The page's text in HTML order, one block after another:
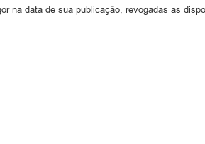
na data de sua publicação, revogadas as